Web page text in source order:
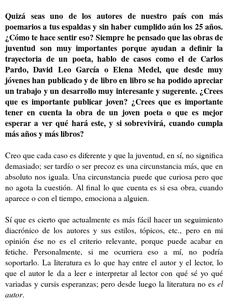
Quizá seas uno de los autores de nuestro país con más
poemarios a tus espaldas y sin haber cumplido aún los 25 años.
¿Cómo te hace sentir eso? Siempre he pensado que las obras de
juventud son muy importantes porque ayudan a definir la
trayectoria de un poeta, hablo de casos como el de Carlos
Pardo, David Leo García o Elena Medel, que desde muy
jóvenes han publicado y de libro en libro se ha podido apreciar
un trabajo y un desarrollo muy interesante y sugerente. ¿Crees
que es importante publicar joven? ¿Crees que es importante
tener en cuenta la obra de un joven poeta o que es mejor
esperar a ver qué hará este, y si sobrevivirá, cuando cumpla
más años y más libros?
Creo que cada caso es diferente y que la juventud, en sí, no significa
demasiado; ser tardío o ser precoz es una circunstancia más, que en
absoluto nos iguala. Una circunstancia puede que curiosa pero que
no agota la cuestión. Al final lo que cuenta es si esa obra, cuando
aparece o con el tiempo, emociona a alguien.
Sí que es cierto que actualmente es más fácil hacer un seguimiento
diacrónico de los autores y sus estilos, tópicos, etc., pero en mi
opinión ése no es el criterio relevante, porque puede acabar en
fetiche. Personalmente, si me ocurriera eso a mí, no podría
soportarlo. La literatura es lo que hay entre el autor y el lector, lo
que el autor le da a leer e interpretar al lector con qué sé yo qué
variadas y cursis esperanzas; pero desde luego la literatura no es el
autor.